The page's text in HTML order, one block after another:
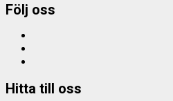
Följ oss
Hitta till oss